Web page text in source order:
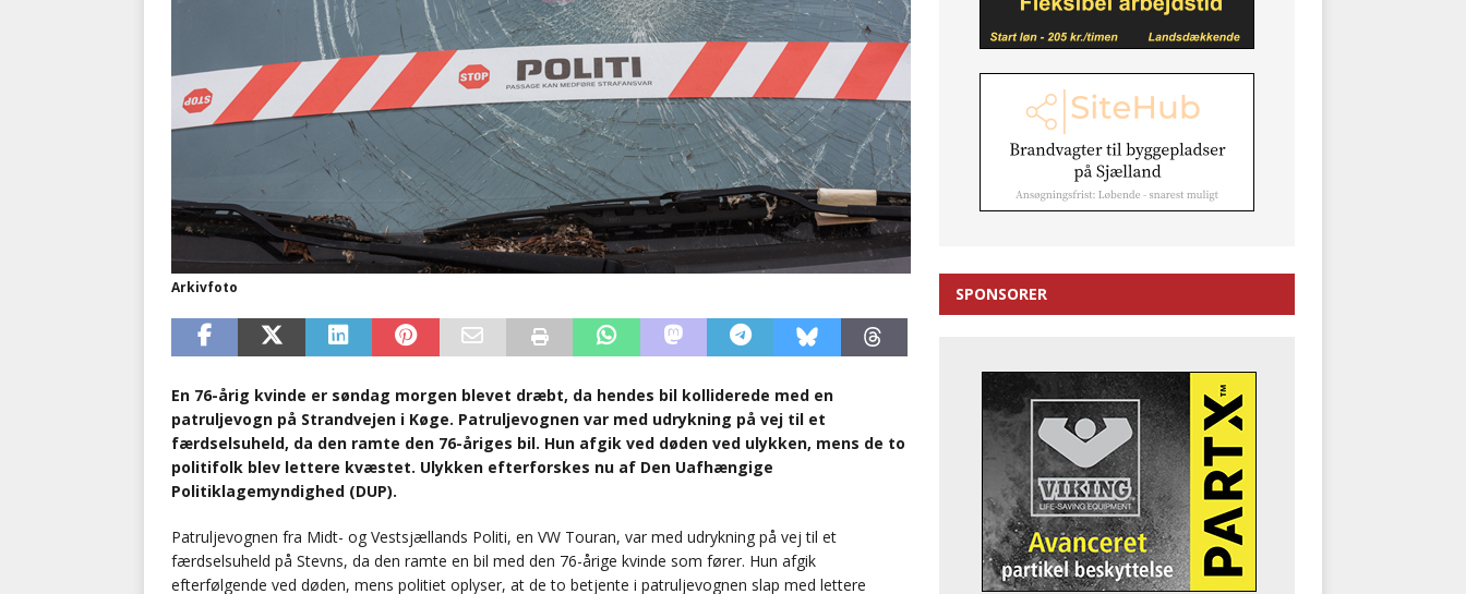
Arkivfoto
En 76-årig kvinde er søndag morgen blevet dræbt, da hendes bil kolliderede med en
patruljevogn på Strandvejen i Køge. Patruljevognen var med udrykning på vej til et
færdselsuheld, da den ramte den 76-åriges bil. Hun afgik ved døden ved ulykken, mens de to
politifolk blev lettere kvæstet. Ulykken efterforskes nu af Den Uafhængige
Politiklagemyndighed (DUP).
Patruljevognen fra Midt- og Vestsjællands Politi, en VW Touran, var med udrykning på vej til et
færdselsuheld på Stevns, da den ramte en bil med den 76-årige kvinde som fører. Hun afgik
efterfølgende ved døden, mens politiet oplyser, at de to betjente i patruljevognen slap med lettere
SPONSORER